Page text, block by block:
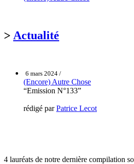
> Actualité
6 mars 2024 /
(Encore) Autre Chose
“Emission N°133”
rédigé parPatrice Lecot
4 lauréats de notre dernière compilation